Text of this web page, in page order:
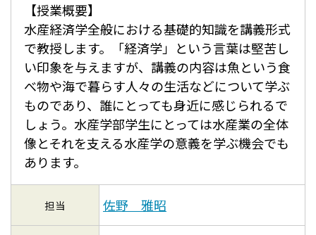
【授業概要】
水産経済学全般における基礎的知識を講義形式
で教授します。「経済学」という言葉は堅苦し
い印象を与えますが、講義の内容は魚という食
べ物や海で暮らす人々の生活などについて学ぶ
ものであり、誰にとっても身近に感じられるで
しょう。水産学部学生にとっては水産業の全体
像とそれを支える水産学の意義を学ぶ機会でも
あります。
担当 佐野 雅昭